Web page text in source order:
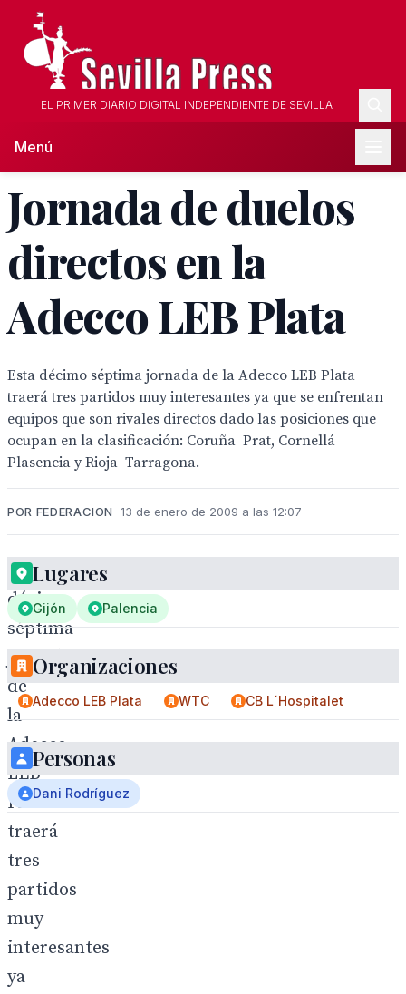
EL PRIMER DIARIO DIGITAL INDEPENDIENTE DE SEVILLA
Menú
Jornada de duelos
directos en la
Adecco LEB Plata
Esta décimo séptima jornada de la Adecco LEB Plata
traerá tres partidos muy interesantes ya que se enfrentan
equipos que son rivales directos dado las posiciones que
ocupan en la clasificación: Coruña  Prat, Cornellá 
Plasencia y Rioja  Tarragona.
POR FEDERACION 13 de enero de 2009 a las 12:07
Esta
décimo
séptima
jornada
de
la
Adecco
LEB
Plata
traerá
tres
partidos
muy
interesantes
ya
Lugares
Gijón Palencia
Organizaciones
Adecco LEB Plata WTC CB L´Hospitalet
Personas
Dani Rodríguez